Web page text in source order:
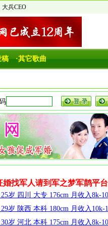
大兵CEO
稿 ·其它歌曲
婚找军人请到军之梦军鹊平台